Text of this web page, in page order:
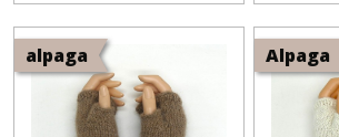
alpaga Alpaga